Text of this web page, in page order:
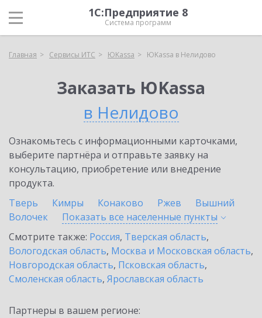
1С:Предприятие 8
Система программ
Главная Сервисы ИТС ЮKassa ЮKassa в Нелидово
Заказать ЮKassa
в Нелидово
Ознакомьтесь с информационными карточками,
выберите партнёра и отправьте заявку на
консультацию, приобретение или внедрение
продукта.
Тверь
Кимры Конаково Ржев
Вышний
Волочек
Показать все населенные пункты
Смотрите также: Россия, Тверская область,
Вологодская область, Москва и Московская область,
Новгородская область, Псковская область,
Смоленская область, Ярославская область
Партнеры в вашем регионе: